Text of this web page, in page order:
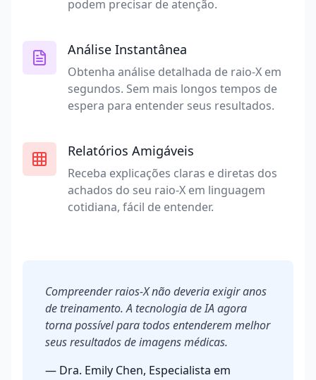
podem precisar de atenção.
Análise Instantânea
Obtenha análise detalhada de raio-X em
segundos. Sem mais longos tempos de
espera para entender seus resultados.
Relatórios Amigáveis
Receba explicações claras e diretas dos
achados do seu raio-X em linguagem
cotidiana, fácil de entender.
Compreender raios-X não deveria exigir anos
de treinamento. A tecnologia de IA agora
torna possível para todos entenderem melhor
seus resultados de imagens médicas.
— Dra. Emily Chen, Especialista em